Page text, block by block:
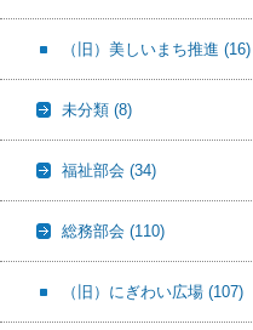
（旧）美しいまち推進 (16)
未分類 (8)
福祉部会 (34)
総務部会 (110)
（旧）にぎわい広場 (107)